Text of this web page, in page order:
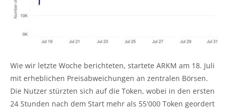
Wie wir letzte Woche berichteten, startete ARKM am 18. Juli
mit erheblichen Preisabweichungen an zentralen Börsen.
Die Nutzer stürzten sich auf die Token, wobei in den ersten
24 Stunden nach dem Start mehr als 55'000 Token geordert